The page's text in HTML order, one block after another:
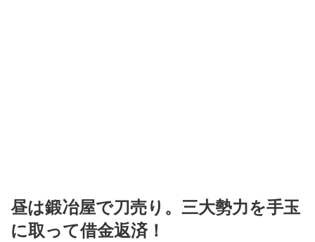
昼は鍛冶屋で刀売り。三大勢力を手玉
に取って借金返済！